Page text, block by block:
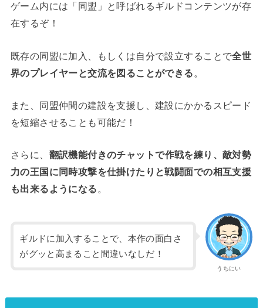
ゲーム内には「同盟」と呼ばれるギルドコンテンツが存
在するぞ！
既存の同盟に加入、もしくは自分で設立することで全世
界のプレイヤーと交流を図ることができる
また、同盟仲間の建設を支援し、建設にかかるスピード
を短縮させることも可能だ！
さらに、 翻訳機能付きのチャットで作戦を練り、敵対勢
力の王国に同時攻撃を仕掛けたりと戦闘面での相互支援
も出来るようになる 。
うちにい
ギルドに加入することで、本作の面白さ
がグッと高まること間違いなしだ！